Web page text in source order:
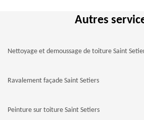
Autres
Nettoyage et demoussage de toiture Saint
Ravalement façade Saint Setiers
Peinture sur toiture Saint Setiers